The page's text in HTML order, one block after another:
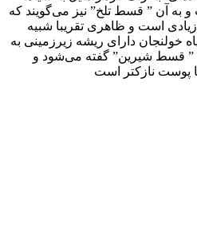
به آن ” قسط تلخ” نیز می‌گویند که
است و ظاهری تقریبا شبیه
خولنجان دارای ریشه زیرزمینی به
قسط شیرین” گفته می‌شود و
پوست نازکتر است